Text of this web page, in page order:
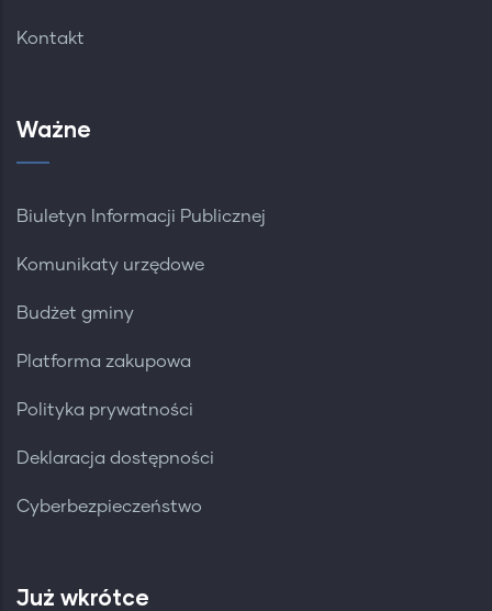
Kontakt
Ważne
Biuletyn Informacji Publicznej
Komunikaty urzędowe
Budżet gminy
Platforma zakupowa
Polityka prywatności
Deklaracja dostępności
Cyberbezpieczeństwo
Już wkrótce